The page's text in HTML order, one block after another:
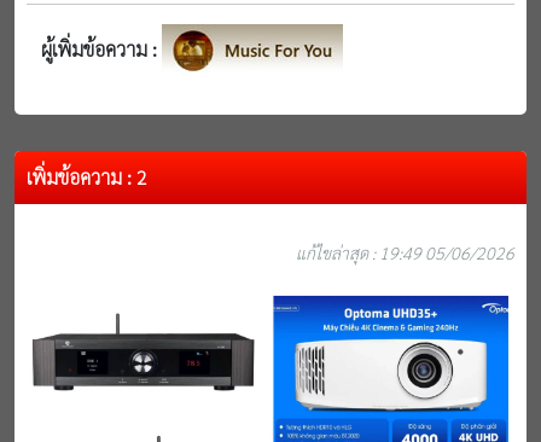
ผู้เพิ่มข้อความ :
เพิ่มข้อความ : 2
แก้ไขล่าสุด : 19:49 05/06/2026